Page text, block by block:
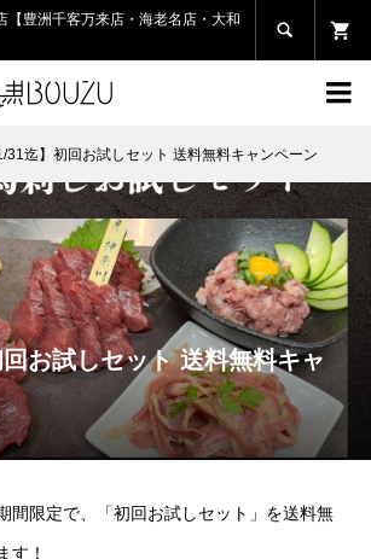
【豊洲千客万来店・海老名店・大和


1/31迄】初回お試しセット 送料無料キャンペーン
お試しセット 送料無料キャ
間限定で、「初回お試しセット」を送料無
す！